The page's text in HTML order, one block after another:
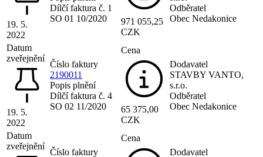
19. 5.
2022
Dílčí faktura č. 1
SO 01 10/2020
971 055,25
CZK
Odběratel
Obec Nedakonice
Datum
zveřejnění
19. 5.
2022
Číslo faktury
2190011
Popis plnění
Dílčí faktura č. 4
SO 02 11/2020
Cena
65 375,00
CZK
Dodavatel
STAVBY VANTO,
s.r.o.
Odběratel
Obec Nedakonice
Datum
zveřejnění
Číslo faktury
Cena
Dodavatel